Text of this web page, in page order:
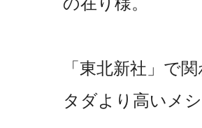
「東北新社」で
タダより高いメ